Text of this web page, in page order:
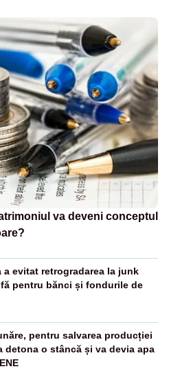
va deveni conceptul
a evitat retrogradarea la junk
pentru bănci și fondurile de
pentru salvarea producției
detona o stâncă și va devia apa